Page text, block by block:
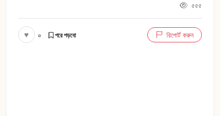
৫৫৫
♥ ০ পরে পড়বো রিপোর্ট করুন